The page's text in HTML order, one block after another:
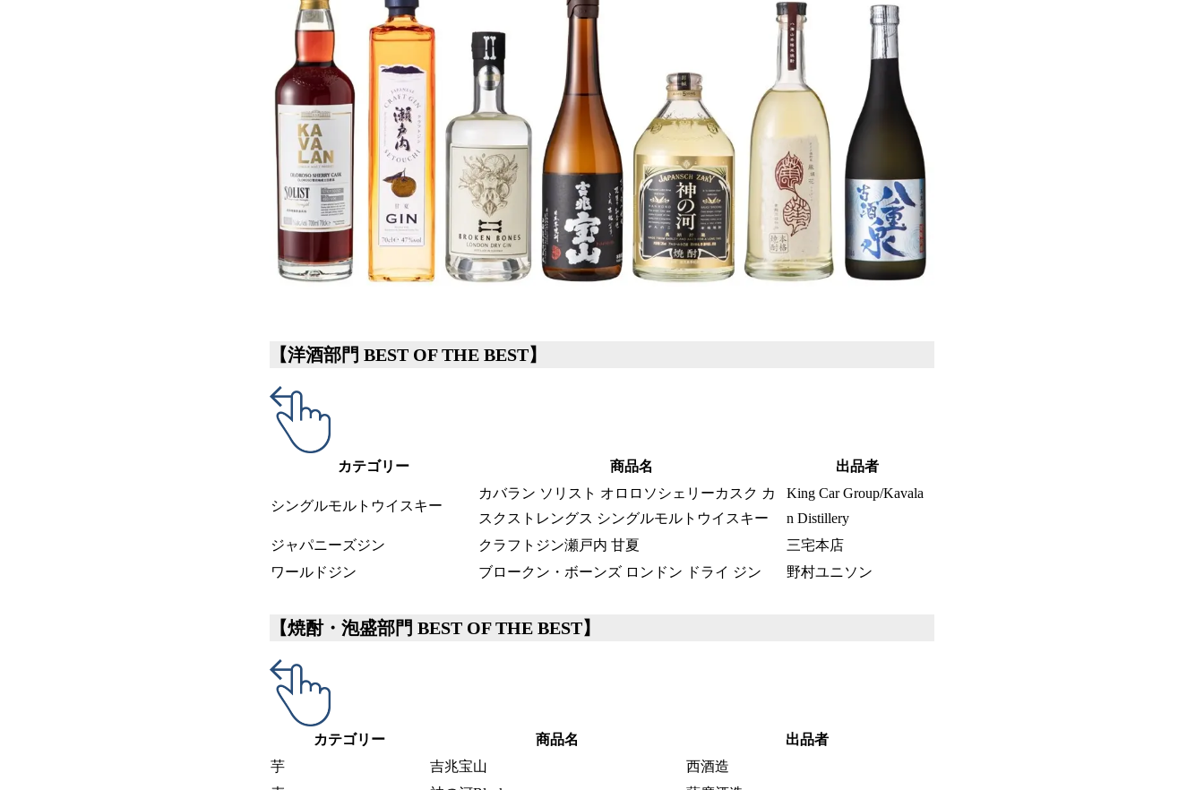
【洋酒部門 BEST OF THE BEST】
カテゴリー 商品名 出品者
シングルモルトウイスキー
カバラン ソリスト オロロソシェリーカスク カ
スクストレングス シングルモルトウイスキー
King Car Group/Kavala
n Distillery
ジャパニーズジン
クラフトジン瀬戸内 甘夏
三宅本店
ワールドジン
ブロークン・ボーンズ ロンドン ドライ ジン 野村ユニソン
【焼酎・泡盛部門 BEST OF THE BEST】
カテゴリー 商品名
出品者
芋
吉兆宝山
西酒造